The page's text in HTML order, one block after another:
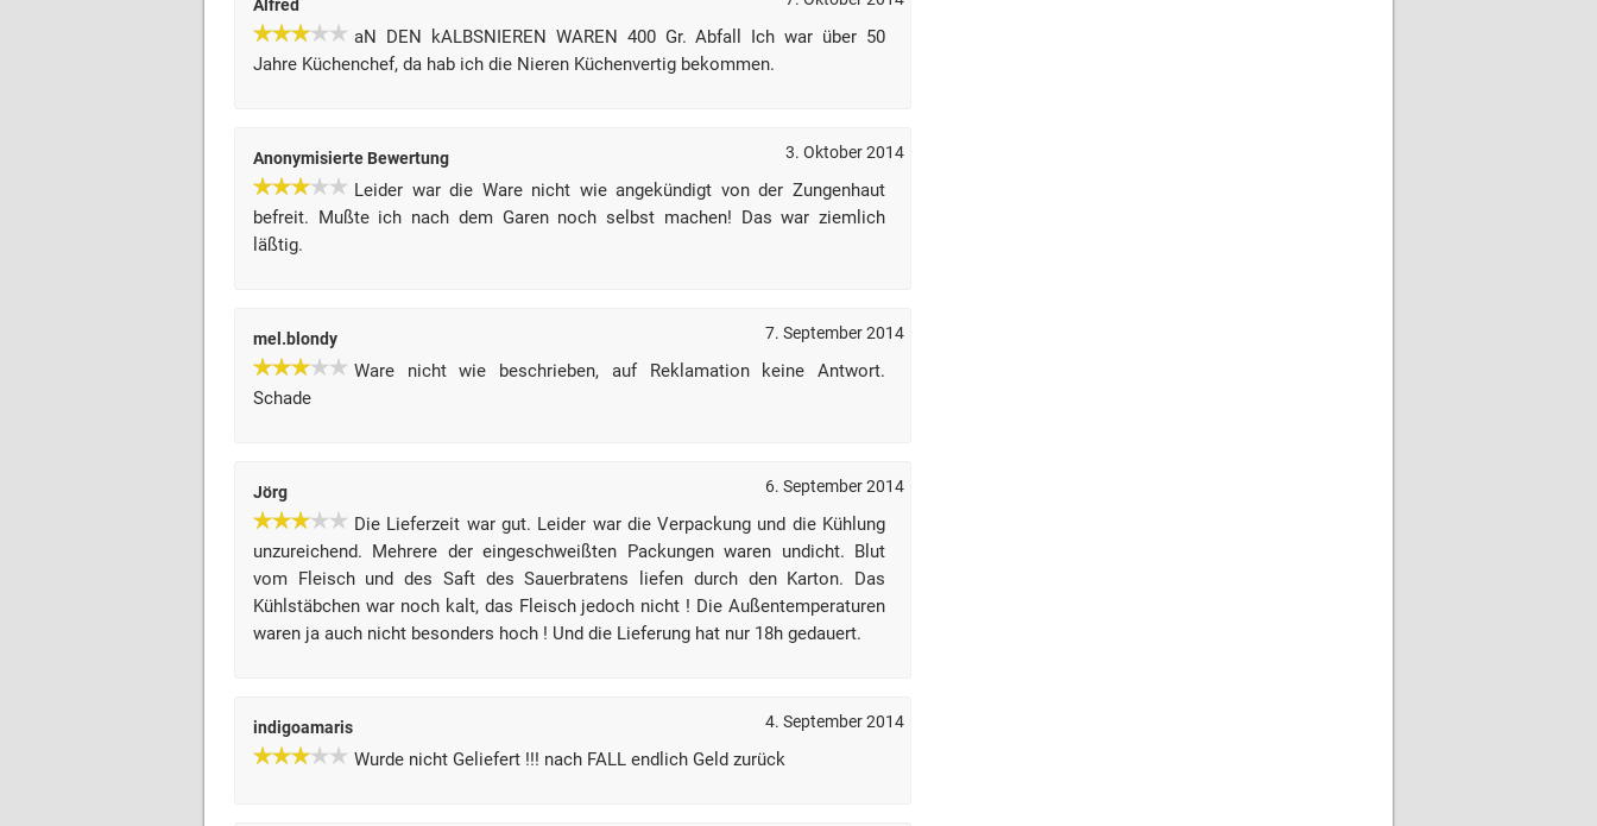
Alfred
aN DEN kALBSNIEREN WAREN 400 Gr. Abfall Ich war über 50
Jahre Küchenchef, da hab ich die Nieren Küchenvertig bekommen.
Anonymisierte Bewertung 3. Oktober 2014
Leider war die Ware nicht wie angekündigt von der Zungenhaut
befreit. Mußte ich nach dem Garen noch selbst machen! Das war ziemlich
läßtig.
mel.blondy 7. September 2014
Ware nicht wie beschrieben, auf Reklamation keine Antwort.
Schade
Jörg 6. September 2014
Die Lieferzeit war gut. Leider war die Verpackung und die Kühlung
unzureichend. Mehrere der eingeschweißten Packungen waren undicht. Blut
vom Fleisch und des Saft des Sauerbratens liefen durch den Karton. Das
Kühlstäbchen war noch kalt, das Fleisch jedoch nicht ! Die Außentemperaturen
waren ja auch nicht besonders hoch ! Und die Lieferung hat nur 18h gedauert.
indigoamaris 4. September 2014
Wurde nicht Geliefert !!! nach FALL endlich Geld zurück